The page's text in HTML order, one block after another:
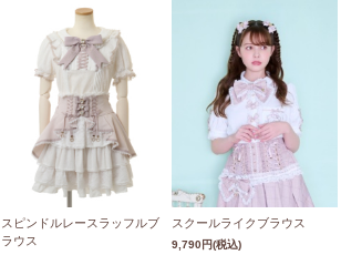
スピンドルレースラッフルブ
ラウス
スクールライクブラウス
9,790円(税込)